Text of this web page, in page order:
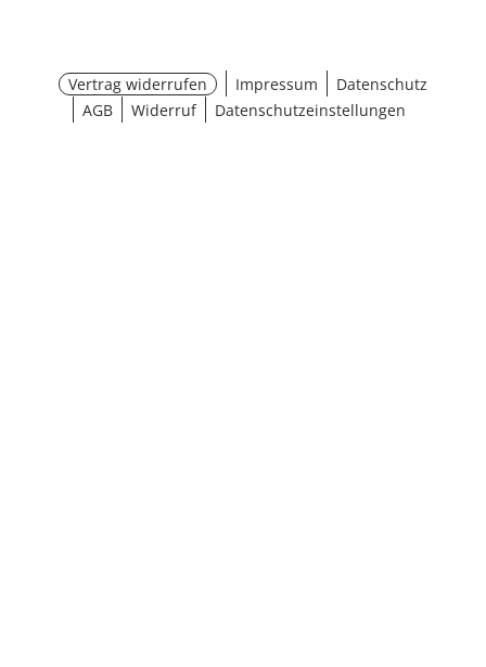
Vertrag widerrufen Impressum
Datenschutz
AGB
Widerruf Datenschutzeinstellungen